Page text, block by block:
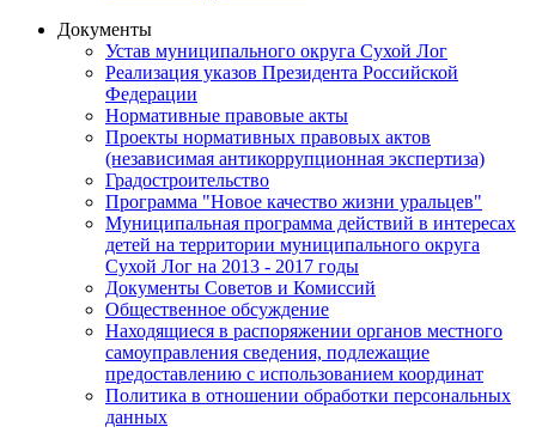
Документы
Устав муниципального округа Сухой Лог
Реализация указов Президента Российской
Федерации
Нормативные правовые акты
Проекты нормативных правовых актов
(независимая антикоррупционная экспертиза)
Градостроительство
Программа "Новое качество жизни уральцев"
Муниципальная программа действий в интересах
детей на территории муниципального округа
Сухой Лог на 2013 - 2017 годы
Документы Советов и Комиссий
Общественное обсуждение
Находящиеся в распоряжении органов местного
самоуправления сведения, подлежащие
предоставлению с использованием координат
Политика в отношении обработки персональных
данных